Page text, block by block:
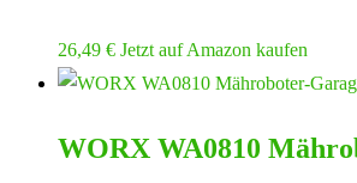
26,49 € Jetzt auf Amazon kaufen
WORX WA0810